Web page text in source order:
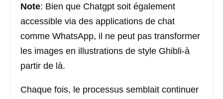
Note: Bien que Chatgpt soit également
accessible via des applications de chat
comme WhatsApp, il ne peut pas transformer
les images en illustrations de style Ghibli-à
partir de là.
Chaque fois, le processus semblait continuer